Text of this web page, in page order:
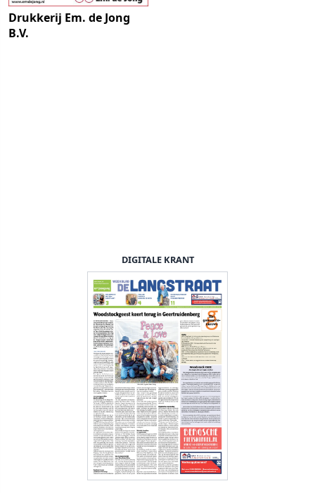
Drukkerij Em. de Jong
B.V.
DIGITALE KRANT